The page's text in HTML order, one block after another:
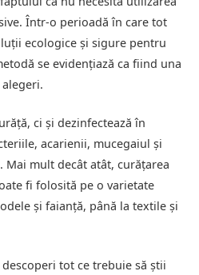
Într-o perioadă în care tot
ecologice și sigure pentru
se evidențiază ca fiind una
ci și dezinfectează în
acarienii, mucegaiul și
mult decât atât, curățarea
fi folosită pe o varietate
și faianță, până la textile și
tot ce trebuie să știi